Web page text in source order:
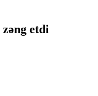
etdi